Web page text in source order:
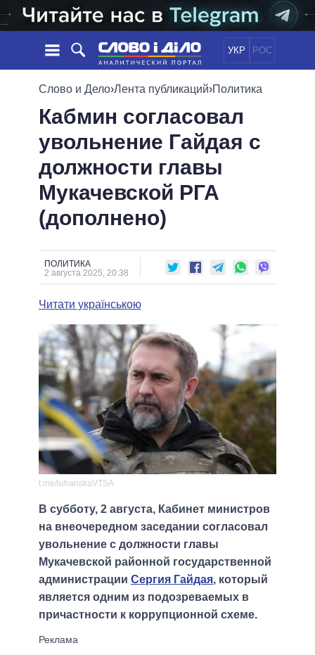
УКР РОС
НОВОСТИ
ЛЕНТА
СОБЫТИЯ
СТАТЬИ
ОБЗОРЫ
ДАЙДЖЕСТЫ
ПОЛИТИКА
ЭКОНОМИКА
ОБЩЕСТВО
МИР
ОБЕЩАНИЯ
ПОЛИТИКИ
ВСЕ ПОЛИТИКИ
ПРЕЗИДЕНТ И ОФИС
ВЕРХОВНАЯ РАДА
ГЛАВЫ ОБЛАДМИНИСТРАЦИЙ
МЭРЫ
ВСЕ ПЕРСОНЫ
ИНФОГРАФИКА
ВИДЕО
СРАВНЕНИЕ ПОЛИТИКОВ
Слово и Дело›Лента публикаций›Политика
Кабмин согласовал
увольнение Гайдая с
должности главы
Мукачевской РГА
(дополнено)
ПОЛИТИКА
2 августа 2025, 20:38
Читати українською
t.me/luhanskaVTSA
В субботу, 2 августа, Кабинет министров
на внеочередном заседании согласовал
увольнение с должности главы
Мукачевской районной государственной
администрации Сергия Гайдая, который
является одним из подозреваемых в
причастности к коррупционной схеме.